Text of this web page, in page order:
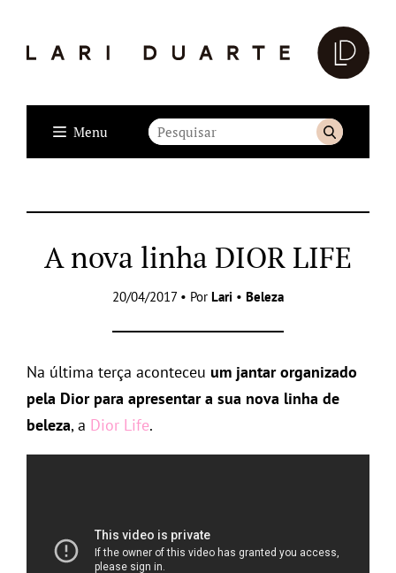
Menu
A nova linha DIOR LIFE
20/04/2017 • Por Lari • Beleza
Na última terça aconteceu um jantar organizado
pela Dior para apresentar a sua nova linha de
beleza, a Dior Life.